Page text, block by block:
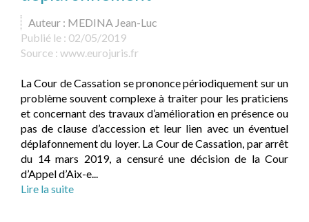
Auteur : MEDINA Jean-Luc
Publié le : 02/05/2019
Source : www.eurojuris.fr
La Cour de Cassation se prononce périodiquement sur un
problème souvent complexe à traiter pour les praticiens
et concernant des travaux d’amélioration en présence ou
pas de clause d’accession et leur lien avec un éventuel
déplafonnement du loyer. La Cour de Cassation, par arrêt
du 14 mars 2019, a censuré une décision de la Cour
d’Appel d’Aix-e...
Lire la suite